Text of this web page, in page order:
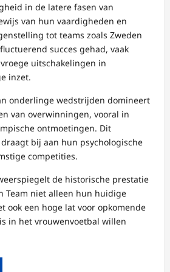
in de latere fasen van
van hun vaardigheden en
tot teams zoals Zweden
succes gehad, vaak
uitschakelingen in
inzet.
onderlinge wedstrijden domineert
van overwinningen, vooral in
ontmoetingen. Dit
bij aan hun psychologische
competities.
de historische prestatie
Team niet alleen hun huidige
ook een hoge lat voor opkomende
in het vrouwenvoetbal willen